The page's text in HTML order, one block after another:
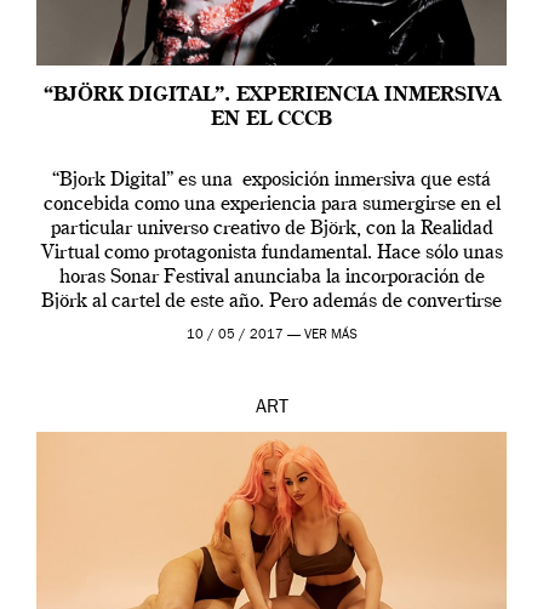
“BJÖRK DIGITAL”. EXPERIENCIA INMERSIVA
EN EL CCCB
“Bjork Digital” es una exposición inmersiva que está
concebida como una experiencia para sumergirse en el
particular universo creativo de Björk, con la Realidad
Virtual como protagonista fundamental. Hace sólo unas
horas Sonar Festival anunciaba la incorporación de
Björk al cartel de este año. Pero además de convertirse
en una de las actuaciones más relevantes […]
10 / 05 / 2017 — VER MÁS
ART